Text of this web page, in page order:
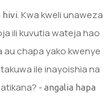
hivi. Kwa kweli unaweza
ili kuvutia wateja hao
chapa yako kwenye
ile inayoishia na
-angalia hapa